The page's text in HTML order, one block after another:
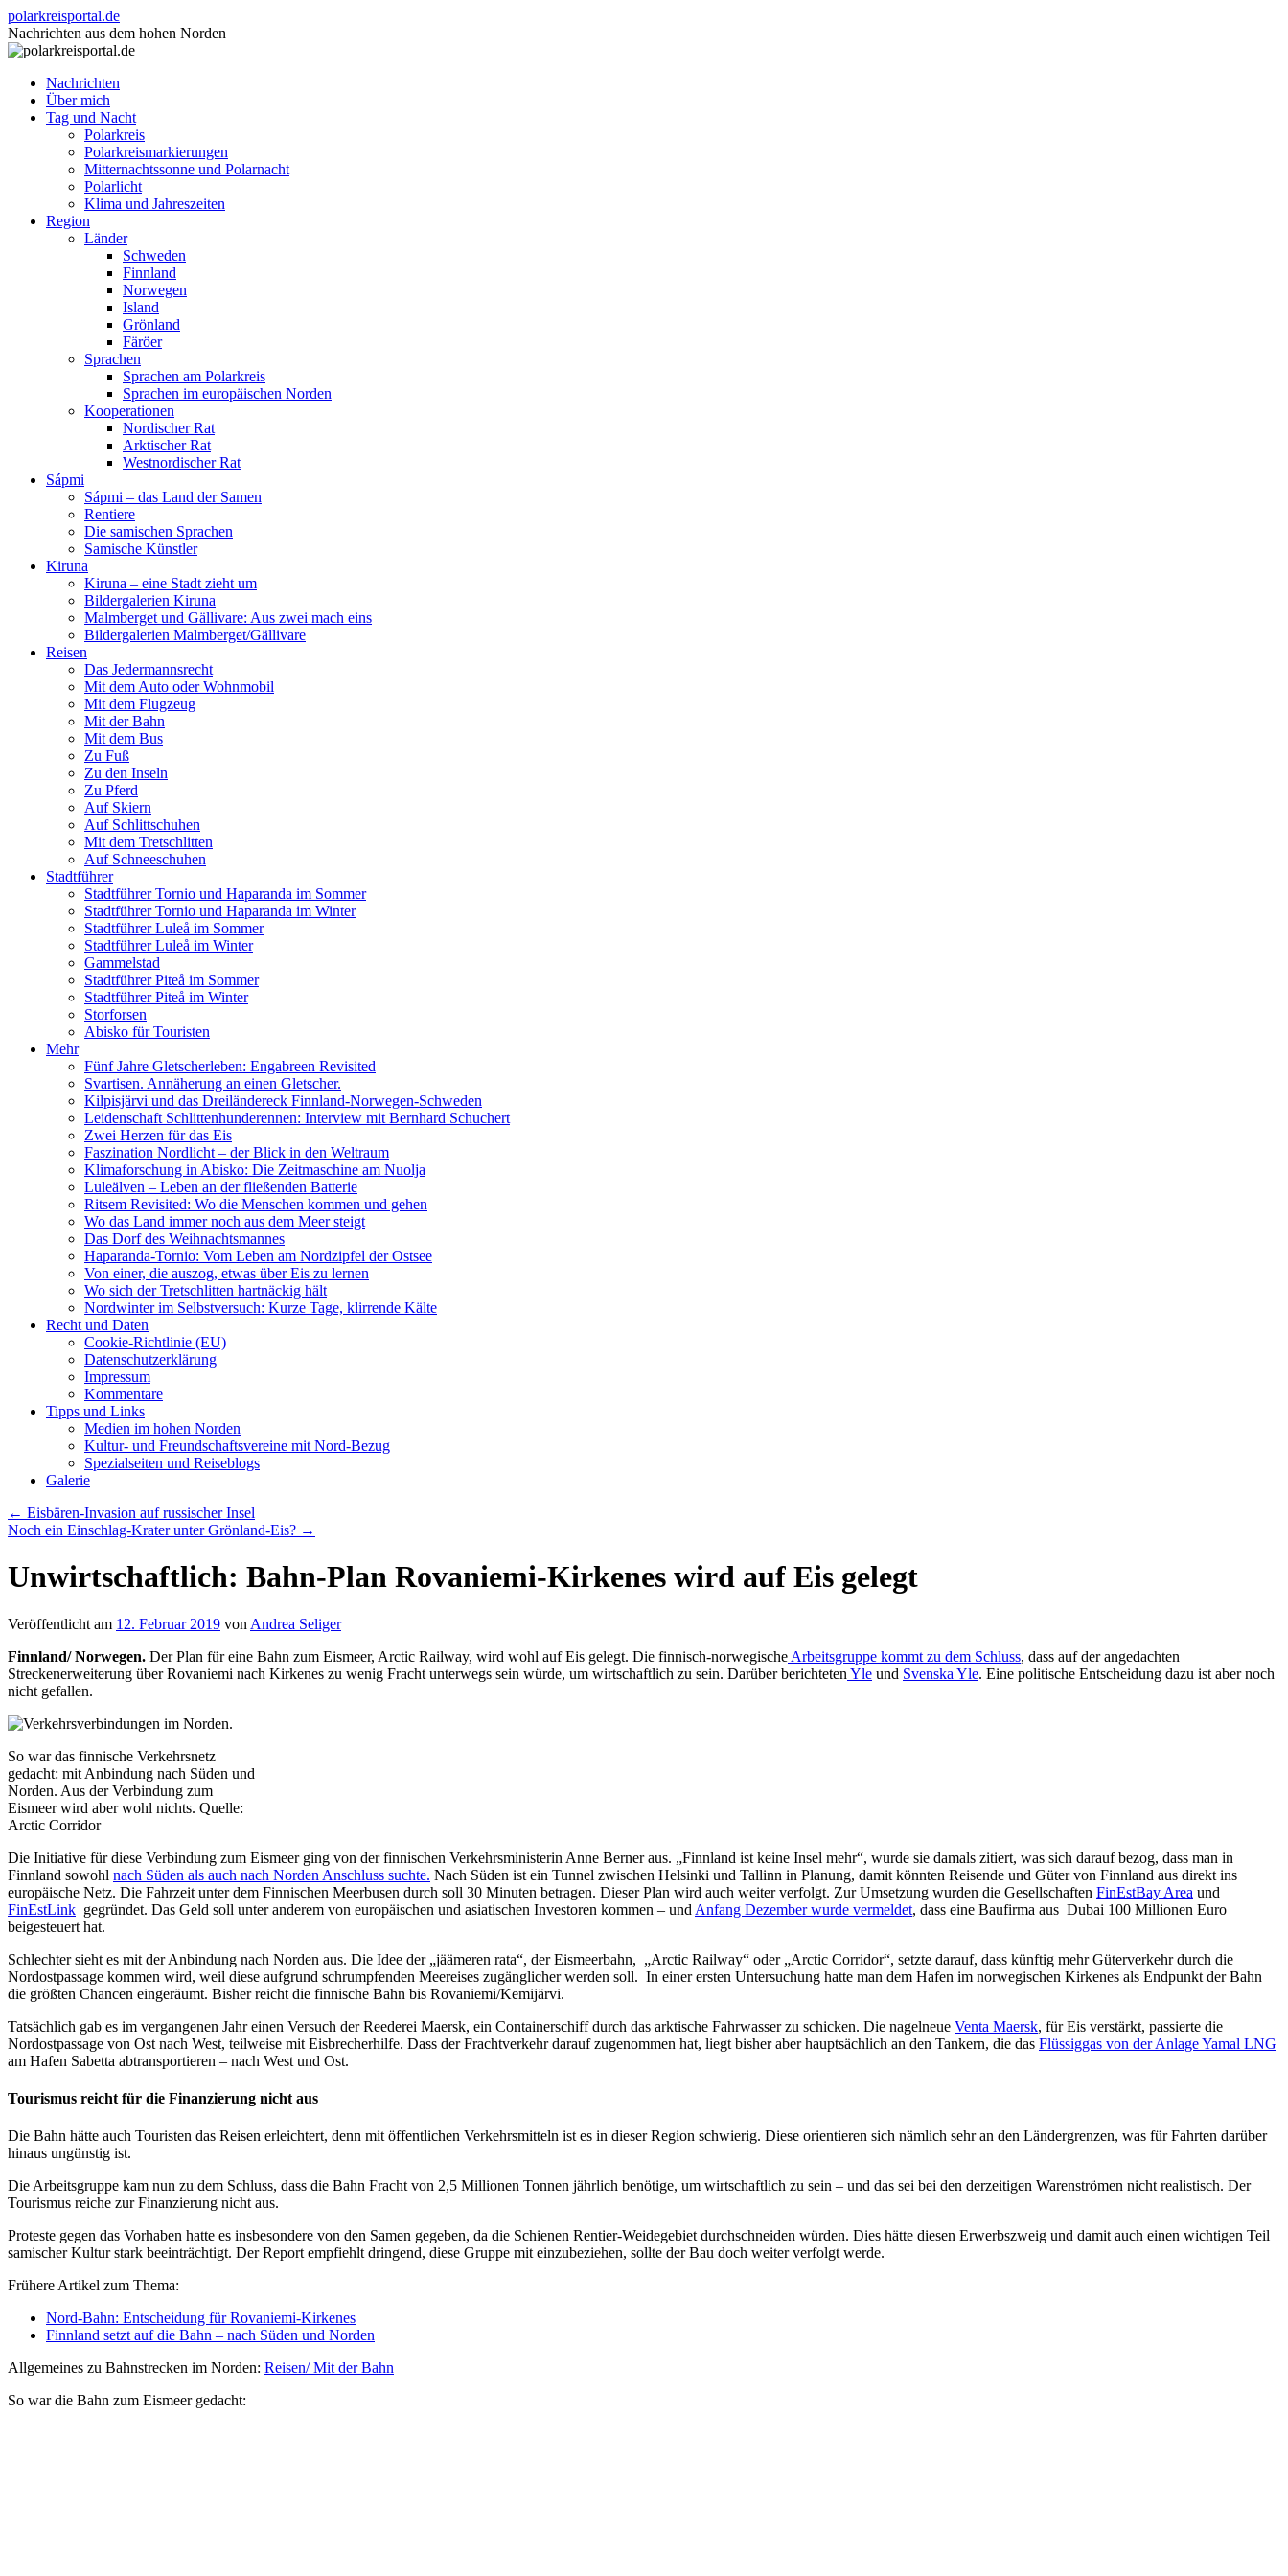
Zum
Inhalt
springen
polarkreisportal.de
Nachrichten aus dem hohen Norden
Nachrichten
Über mich
Tag und Nacht
Polarkreis
Polarkreismarkierungen
Mitternachtssonne und Polarnacht
Polarlicht
Klima und Jahreszeiten
Region
Länder
Schweden
Finnland
Norwegen
Island
Grönland
Färöer
Sprachen
Sprachen am Polarkreis
Sprachen im europäischen Norden
Kooperationen
Nordischer Rat
Arktischer Rat
Westnordischer Rat
Sápmi
Sápmi – das Land der Samen
Rentiere
Die samischen Sprachen
Samische Künstler
Kiruna
Kiruna – eine Stadt zieht um
Bildergalerien Kiruna
Malmberget und Gällivare: Aus zwei mach eins
Bildergalerien Malmberget/Gällivare
Reisen
Das Jedermannsrecht
Mit dem Auto oder Wohnmobil
Mit dem Flugzeug
Mit der Bahn
Mit dem Bus
Zu Fuß
Zu den Inseln
Zu Pferd
Auf Skiern
Auf Schlittschuhen
Mit dem Tretschlitten
Auf Schneeschuhen
Stadtführer
Stadtführer Tornio und Haparanda im Sommer
Stadtführer Tornio und Haparanda im Winter
Stadtführer Luleå im Sommer
Stadtführer Luleå im Winter
Gammelstad
Stadtführer Piteå im Sommer
Stadtführer Piteå im Winter
Storforsen
Abisko für Touristen
Mehr
Fünf Jahre Gletscherleben: Engabreen Revisited
Svartisen. Annäherung an einen Gletscher.
Kilpisjärvi und das Dreiländereck Finnland-Norwegen-Schweden
Leidenschaft Schlittenhunderennen: Interview mit Bernhard Schuchert
Zwei Herzen für das Eis
Faszination Nordlicht – der Blick in den Weltraum
Klimaforschung in Abisko: Die Zeitmaschine am Nuolja
Luleälven – Leben an der fließenden Batterie
Ritsem Revisited: Wo die Menschen kommen und gehen
Wo das Land immer noch aus dem Meer steigt
Das Dorf des Weihnachtsmannes
Haparanda-Tornio: Vom Leben am Nordzipfel der Ostsee
Von einer, die auszog, etwas über Eis zu lernen
Wo sich der Tretschlitten hartnäckig hält
Nordwinter im Selbstversuch: Kurze Tage, klirrende Kälte
Recht und Daten
Cookie-Richtlinie (EU)
Datenschutzerklärung
Impressum
Kommentare
Tipps und Links
Medien im hohen Norden
Kultur- und Freundschaftsvereine mit Nord-Bezug
Spezialseiten und Reiseblogs
Galerie
← Eisbären-Invasion auf russischer Insel
Noch ein Einschlag-Krater unter Grönland-Eis? →
Unwirtschaftlich: Bahn-Plan Rovaniemi-Kirkenes wird auf Eis gelegt
Veröffentlicht am 12. Februar 2019 von Andrea Seliger
Finnland/ Norwegen. Der Plan für eine Bahn zum Eismeer, Arctic Railway, wird wohl auf Eis gelegt. Die finnisch-norwegische Arbeitsgruppe kommt zu dem Schluss, dass auf der angedachten
Streckenerweiterung über Rovaniemi nach Kirkenes zu wenig Fracht unterwegs sein würde, um wirtschaftlich zu sein. Darüber berichteten Yle und Svenska Yle. Eine politische Entscheidung dazu ist aber noch
nicht gefallen.
So war das finnische Verkehrsnetz
gedacht: mit Anbindung nach Süden und
Norden. Aus der Verbindung zum
Eismeer wird aber wohl nichts. Quelle:
Arctic Corridor
Die Initiative für diese Verbindung zum Eismeer ging von der finnischen Verkehrsministerin Anne Berner aus. „Finnland ist keine Insel mehr“, wurde sie damals zitiert, was sich darauf bezog, dass man in
Finnland sowohl nach Süden als auch nach Norden Anschluss suchte. Nach Süden ist ein Tunnel zwischen Helsinki und Tallinn in Planung, damit könnten Reisende und Güter von Finnland aus direkt ins
europäische Netz. Die Fahrzeit unter dem Finnischen Meerbusen durch soll 30 Minuten betragen. Dieser Plan wird auch weiter verfolgt. Zur Umsetzung wurden die Gesellschaften FinEstBay Area und
FinEstLink gegründet. Das Geld soll unter anderem von europäischen und asiatischen Investoren kommen – und Anfang Dezember wurde vermeldet, dass eine Baufirma aus Dubai 100 Millionen Euro
beigesteuert hat.
Schlechter sieht es mit der Anbindung nach Norden aus. Die Idee der „jäämeren rata“, der Eismeerbahn, „Arctic Railway“ oder „Arctic Corridor“, setzte darauf, dass künftig mehr Güterverkehr durch die
Nordostpassage kommen wird, weil diese aufgrund schrumpfenden Meereises zugänglicher werden soll. In einer ersten Untersuchung hatte man dem Hafen im norwegischen Kirkenes als Endpunkt der Bahn
die größten Chancen eingeräumt. Bisher reicht die finnische Bahn bis Rovaniemi/Kemijärvi.
Tatsächlich gab es im vergangenen Jahr einen Versuch der Reederei Maersk, ein Containerschiff durch das arktische Fahrwasser zu schicken. Die nagelneue Venta Maersk, für Eis verstärkt, passierte die
Nordostpassage von Ost nach West, teilweise mit Eisbrecherhilfe. Dass der Frachtverkehr darauf zugenommen hat, liegt bisher aber hauptsächlich an den Tankern, die das Flüssiggas von der Anlage Yamal LNG
am Hafen Sabetta abtransportieren – nach West und Ost.
Tourismus reicht für die Finanzierung nicht aus
Die Bahn hätte auch Touristen das Reisen erleichtert, denn mit öffentlichen Verkehrsmitteln ist es in dieser Region schwierig. Diese orientieren sich nämlich sehr an den Ländergrenzen, was für Fahrten darüber
hinaus ungünstig ist.
Die Arbeitsgruppe kam nun zu dem Schluss, dass die Bahn Fracht von 2,5 Millionen Tonnen jährlich benötige, um wirtschaftlich zu sein – und das sei bei den derzeitigen Warenströmen nicht realistisch. Der
Tourismus reiche zur Finanzierung nicht aus.
Proteste gegen das Vorhaben hatte es insbesondere von den Samen gegeben, da die Schienen Rentier-Weidegebiet durchschneiden würden. Dies hätte diesen Erwerbszweig und damit auch einen wichtigen Teil
samischer Kultur stark beeinträchtigt. Der Report empfiehlt dringend, diese Gruppe mit einzubeziehen, sollte der Bau doch weiter verfolgt werde.
Frühere Artikel zum Thema:
Nord-Bahn: Entscheidung für Rovaniemi-Kirkenes
Finnland setzt auf die Bahn – nach Süden und Norden
Allgemeines zu Bahnstrecken im Norden: Reisen/ Mit der Bahn
So war die Bahn zum Eismeer gedacht: